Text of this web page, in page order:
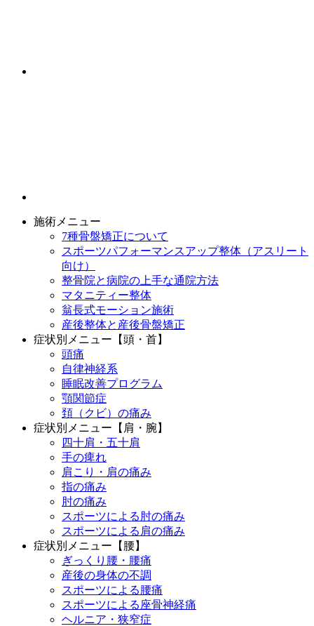
施術メニュー
7種骨盤矯正について
スポーツパフォーマンスアップ整体（アスリート
向け）
整骨院と病院の上手な通院方法
マタニティー整体
翁長式モーション施術
産後整体と産後骨盤矯正
症状別メニュー【頭・首】
頭痛
自律神経系
睡眠改善プログラム
顎関節症
頚（クビ）の痛み
症状別メニュー【肩・腕】
四十肩・五十肩
手の痺れ
肩こり・肩の痛み
指の痛み
肘の痛み
スポーツによる肘の痛み
スポーツによる肩の痛み
症状別メニュー【腰】
ぎっくり腰・腰痛
産後の身体の不調
スポーツによる腰痛
スポーツによる座骨神経痛
ヘルニア・狭窄症